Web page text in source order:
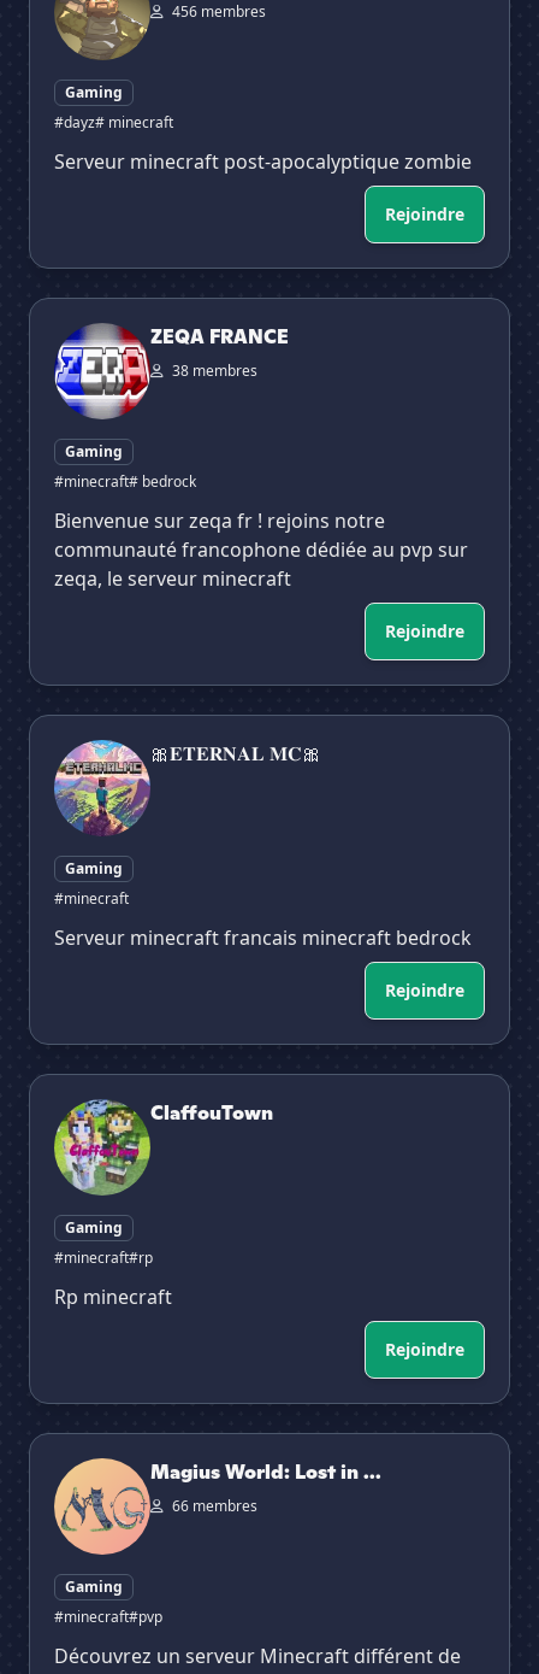
456 membres
Gaming
#dayz# minecraft
Serveur minecraft post-apocalyptique zombie
Rejoindre
ZEQA FRANCE
ZEQA FRANCE
38 membres
Gaming
#minecraft# bedrock
Bienvenue sur zeqa fr ! rejoins notre
communauté francophone dédiée au pvp sur
zeqa, le serveur minecraft
Rejoindre
🎀𝐄𝐓𝐄𝐑𝐍𝐀𝐋 𝐌𝐂🎀
🎀𝐄𝐓𝐄𝐑𝐍𝐀𝐋 𝐌𝐂🎀
Gaming
#minecraft
Serveur minecraft francais minecraft bedrock
Rejoindre
ClaffouTown
ClaffouTown
Gaming
#minecraft#rp
Rp minecraft
Rejoindre
Magius World: Lost in Time
Magius World: Lost in ...
66 membres
Gaming
#minecraft#pvp
Découvrez un serveur Minecraft différent de